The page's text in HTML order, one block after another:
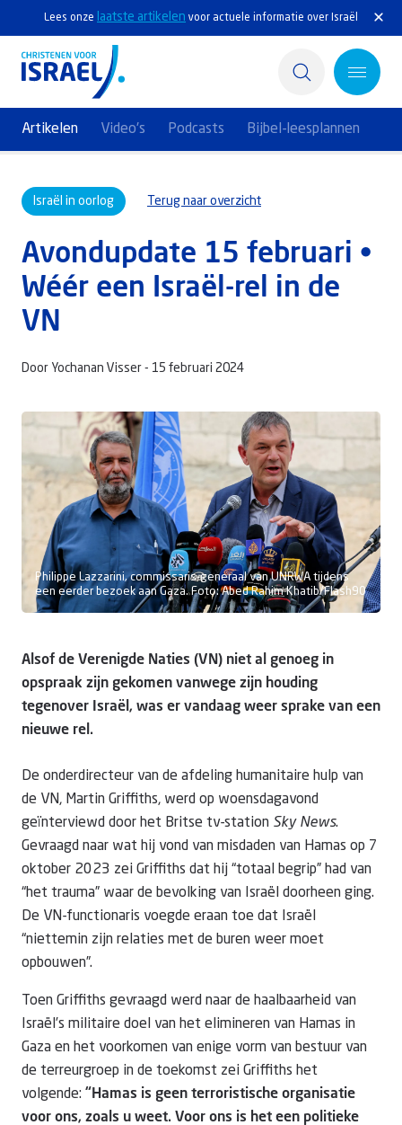
Lees onze laatste artikelen voor actuele informatie over Israël
Artikelen Video's Podcasts Bijbel-leesplannen
Actief
Ontdek
Steun Israël
Doneer
Israël in oorlog Terug naar overzicht
Avondupdate 15 februari •
Wéér een Israël-rel in de
VN
Door Yochanan Visser - 15 februari 2024
Philippe Lazzarini, commissaris-generaal van UNRWA tijdens
een eerder bezoek aan Gaza. Foto: Abed Rahim Khatib/Flash90
Alsof de Verenigde Naties (VN) niet al genoeg in
opspraak zijn gekomen vanwege zijn houding
tegenover Israël, was er vandaag weer sprake van een
nieuwe rel.
De onderdirecteur van de afdeling humanitaire hulp van
de VN, Martin Griffiths, werd op woensdagavond
geïnterviewd door het Britse tv-station Sky News.
Gevraagd naar wat hij vond van misdaden van Hamas op 7
oktober 2023 zei Griffiths dat hij “totaal begrip” had van
“het trauma” waar de bevolking van Israël doorheen ging.
De VN-functionaris voegde eraan toe dat Israël
“niettemin zijn relaties met de buren weer moet
opbouwen”.
Toen Griffiths gevraagd werd naar de haalbaarheid van
Israël’s militaire doel van het elimineren van Hamas in
Gaza en het voorkomen van enige vorm van bestuur van
de terreurgroep in de toekomst zei Griffiths het
volgende: “ Hamas is geen terroristische organisatie
voor ons, zoals u weet. Voor ons is het een politieke